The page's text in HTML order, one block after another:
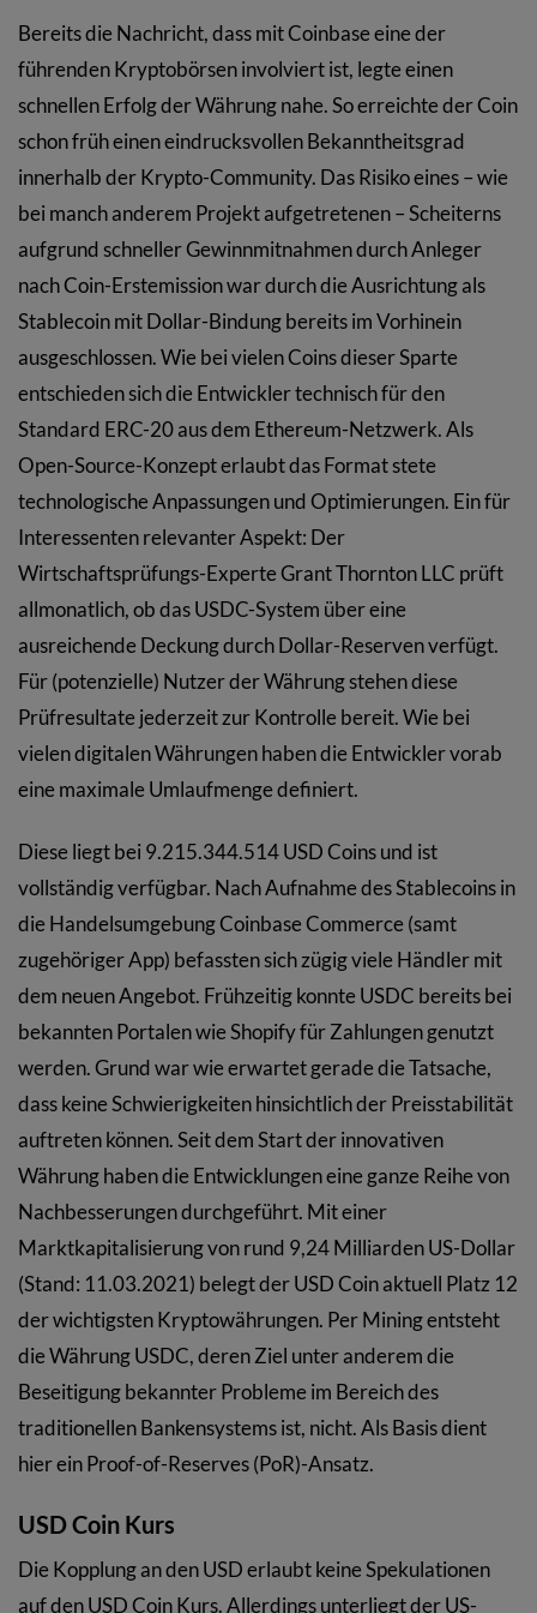
Bereits die Nachricht, dass mit Coinbase eine der
führenden Kryptobörsen involviert ist, legte einen
schnellen Erfolg der Währung nahe. So erreichte der Coin
schon früh einen eindrucksvollen Bekanntheitsgrad
innerhalb der Krypto-Community. Das Risiko eines – wie
bei manch anderem Projekt aufgetretenen – Scheiterns
aufgrund schneller Gewinnmitnahmen durch Anleger
nach Coin-Erstemission war durch die Ausrichtung als
Stablecoin mit Dollar-Bindung bereits im Vorhinein
ausgeschlossen. Wie bei vielen Coins dieser Sparte
entschieden sich die Entwickler technisch für den
Standard ERC-20 aus dem Ethereum-Netzwerk. Als
Open-Source-Konzept erlaubt das Format stete
technologische Anpassungen und Optimierungen. Ein für
Interessenten relevanter Aspekt: Der
Wirtschaftsprüfungs-Experte Grant Thornton LLC prüft
allmonatlich, ob das USDC-System über eine
ausreichende Deckung durch Dollar-Reserven verfügt.
Für (potenzielle) Nutzer der Währung stehen diese
Prüfresultate jederzeit zur Kontrolle bereit. Wie bei
vielen digitalen Währungen haben die Entwickler vorab
eine maximale Umlaufmenge definiert.
Diese liegt bei 9.215.344.514 USD Coins und ist
vollständig verfügbar. Nach Aufnahme des Stablecoins in
die Handelsumgebung Coinbase Commerce (samt
zugehöriger App) befassten sich zügig viele Händler mit
dem neuen Angebot. Frühzeitig konnte USDC bereits bei
bekannten Portalen wie Shopify für Zahlungen genutzt
werden. Grund war wie erwartet gerade die Tatsache,
dass keine Schwierigkeiten hinsichtlich der Preisstabilität
auftreten können. Seit dem Start der innovativen
Währung haben die Entwicklungen eine ganze Reihe von
Nachbesserungen durchgeführt. Mit einer
Marktkapitalisierung von rund 9,24 Milliarden US-Dollar
(Stand: 11.03.2021) belegt der USD Coin aktuell Platz 12
der wichtigsten Kryptowährungen. Per Mining entsteht
die Währung USDC, deren Ziel unter anderem die
Beseitigung bekannter Probleme im Bereich des
traditionellen Bankensystems ist, nicht. Als Basis dient
hier ein Proof-of-Reserves (PoR)-Ansatz.
USD Coin Kurs
Die Kopplung an den USD erlaubt keine Spekulationen
auf den USD Coin Kurs. Allerdings unterliegt der US-